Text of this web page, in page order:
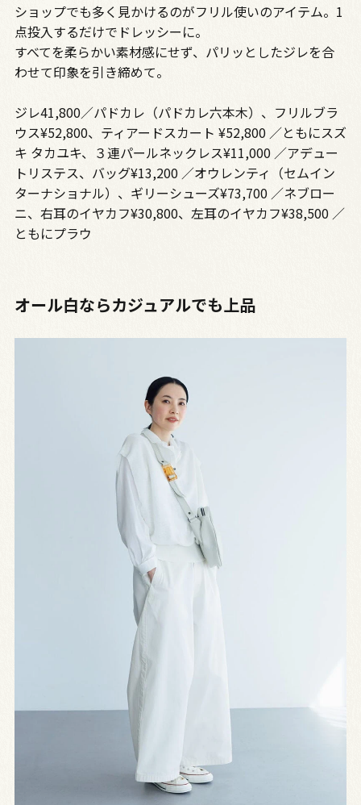
ショップでも多く見かけるのがフリル使いのアイテム。1
点投入するだけでドレッシーに。
すべてを柔らかい素材感にせず、パリッとしたジレを合
わせて印象を引き締めて。
ジレ41,800／パドカレ（パドカレ六本木）、フリルブラ
ウス¥52,800、ティアードスカート ¥52,800 ／ともにスズ
キ タカユキ、３連パールネックレス¥11,000 ／アデュー
トリステス、バッグ¥13,200 ／オウレンティ（セムイン
ターナショナル）、ギリーシューズ¥73,700 ／ネブロー
ニ、右耳のイヤカフ¥30,800、左耳のイヤカフ¥38,500 ／
ともにプラウ
オール白ならカジュアルでも上品